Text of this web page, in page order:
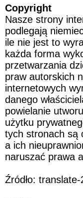
Copyright
Nasze strony
podlegają
ile nie jest to
każda forma
przetwarzania
praw autorskich
internetowych
danego
powielanie
użytku
tych stronach są
a ich
naruszać prawa
Źródło: